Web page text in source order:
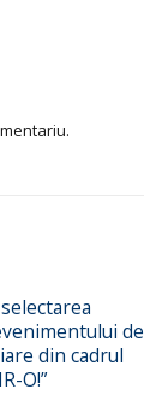
de
din cadrul
O!”